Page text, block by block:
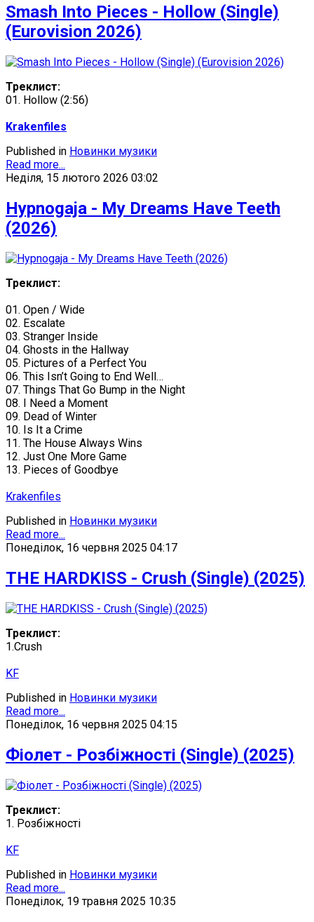
Smash Into Pieces - Hollow (Single)
(Eurovision 2026)
Треклист:
01. Hollow (2:56)
Krakenfiles
Published in Новинки музики
Read more...
Неділя, 15 лютого 2026 03:02
Hypnogaja - My Dreams Have Teeth
(2026)
Треклист:
01. Open / Wide
02. Escalate
03. Stranger Inside
04. Ghosts in the Hallway
05. Pictures of a Perfect You
06. This Isn’t Going to End Well…
07. Things That Go Bump in the Night
08. I Need a Moment
09. Dead of Winter
10. Is It a Crime
11. The House Always Wins
12. Just One More Game
13. Pieces of Goodbye
Krakenfiles
Published in Новинки музики
Read more...
Понеділок, 16 червня 2025 04:17
THE HARDKISS - Crush (Single) (2025)
Треклист:
1.Crush
KF
Published in Новинки музики
Read more...
Понеділок, 16 червня 2025 04:15
Фіолет - Розбіжності (Single) (2025)
Треклист:
1. Розбіжності
KF
Published in Новинки музики
Read more...
Понеділок, 19 травня 2025 10:35